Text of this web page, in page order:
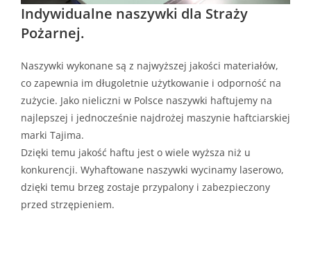
Indywidualne naszywki dla Straży
Pożarnej.
Naszywki wykonane są z najwyższej jakości materiałów,
co zapewnia im długoletnie użytkowanie i odporność na
zużycie. Jako nieliczni w Polsce naszywki haftujemy na
najlepszej i jednocześnie najdrożej maszynie haftciarskiej
marki Tajima.
Dzięki temu jakość haftu jest o wiele wyższa niż u
konkurencji. Wyhaftowane naszywki wycinamy laserowo,
dzięki temu brzeg zostaje przypalony i zabezpieczony
przed strzępieniem.